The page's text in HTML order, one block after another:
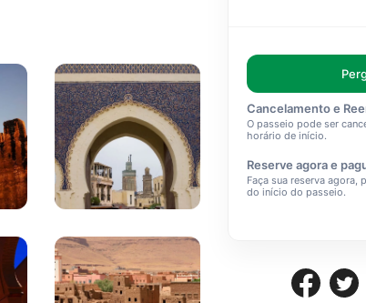
Cancelamento e
O passeio pode ser
horário de início.
Reserve agora e
Faça sua reserva agora,
do início do passeio.